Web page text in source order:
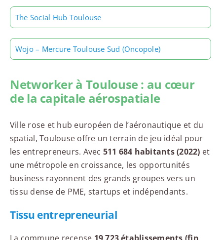
The Social Hub Toulouse
Wojo – Mercure Toulouse Sud (Oncopole)
Networker à Toulouse : au cœur
de la capitale aérospatiale
Ville rose et hub européen de l’aéronautique et du
spatial, Toulouse offre un terrain de jeu idéal pour
les entrepreneurs. Avec 511 684 habitants (2022) et
une métropole en croissance, les opportunités
business rayonnent des grands groupes vers un
tissu dense de PME, startups et indépendants.
Tissu entrepreneurial